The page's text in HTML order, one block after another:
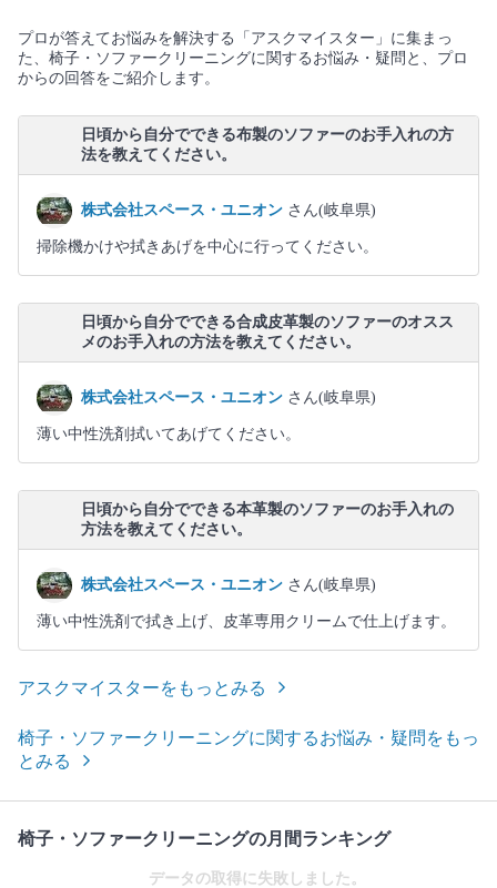
プロが答えてお悩みを解決する「アスクマイスター」に集まっ
た、椅子・ソファークリーニングに関するお悩み・疑問と、プロ
からの回答をご紹介します。
日頃から自分でできる布製のソファーのお手入れの方
法を教えてください。
株式会社スペース・ユニオン さん(岐阜県)
掃除機かけや拭きあげを中心に行ってください。
日頃から自分でできる合成皮革製のソファーのオスス
メのお手入れの方法を教えてください。
株式会社スペース・ユニオン さん(岐阜県)
薄い中性洗剤拭いてあげてください。
日頃から自分でできる本革製のソファーのお手入れの
方法を教えてください。
株式会社スペース・ユニオン さん(岐阜県)
薄い中性洗剤で拭き上げ、皮革専用クリームで仕上げます。
アスクマイスターをもっとみる
椅子・ソファークリーニングに関するお悩み・疑問をもっ
とみる
椅子・ソファークリーニングの月間ランキング
データの取得に失敗しました。